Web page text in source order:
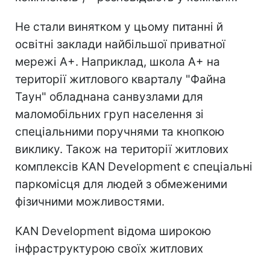
Не стали винятком у цьому питанні й
освітні заклади найбільшої приватної
мережі А+. Наприклад, школа А+ на
території житлового кварталу "Файна
Таун" обладнана санвузлами для
маломобільних груп населення зі
спеціальними поручнями та кнопкою
виклику. Також на території житлових
комплексів KAN Development є спеціальні
паркомісця для людей з обмеженими
фізичними можливостями.
KAN Development відома широкою
інфраструктурою своїх житлових